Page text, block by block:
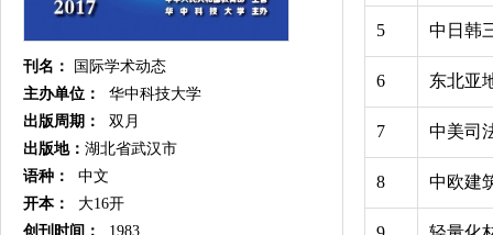
刊名：
国际学术动态
主办单位：
华中科技大学
出版周期：
双月
出版地： 湖北省武汉市
语种：
中文
开本：
大16开
创刊时间：
1983
5 中日韩
6 东北亚
7 中美司
8 中欧建